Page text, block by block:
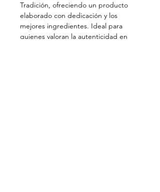
Tradición, ofreciendo un producto
elaborado con dedicación y los
mejores ingredientes. Ideal para
quienes valoran la autenticidad en